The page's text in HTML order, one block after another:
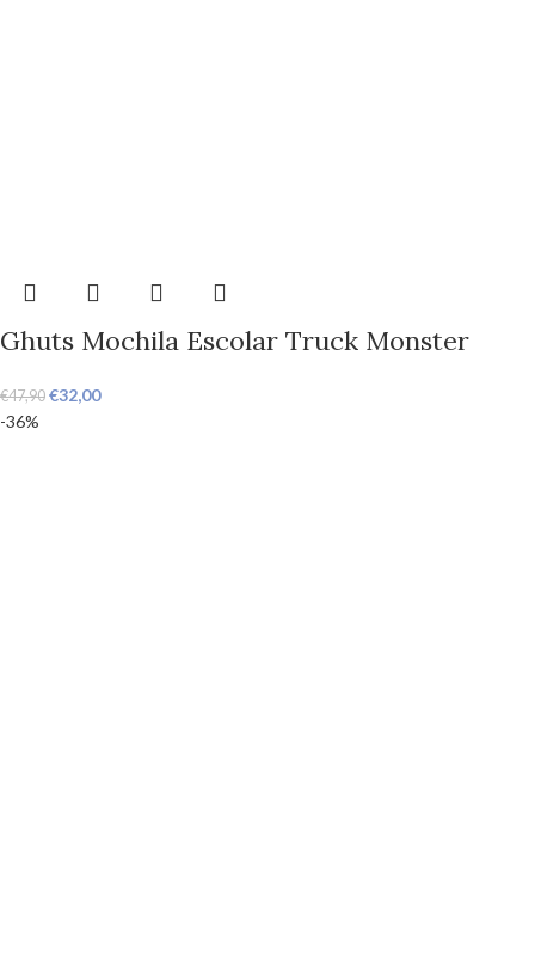
Ghuts Mochila Escolar Truck Monster
€47,90 €32,00
-36%